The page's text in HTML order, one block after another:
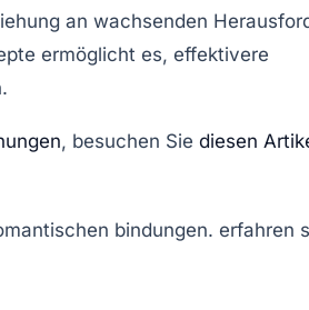
an wachsenden
ermöglicht es, effektivere
, besuchen Sie diesen